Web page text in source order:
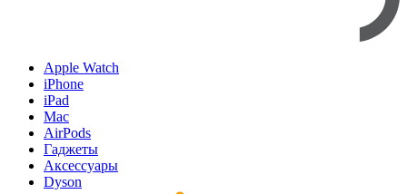
Apple Watch
iPhone
iPad
Mac
AirPods
Гаджеты
Аксессуары
Dyson